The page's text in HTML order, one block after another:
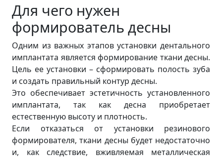
Для чего нужен
формирователь десны
Одним из важных этапов установки дентального
имплантата является формирование ткани десны.
Цель ее установки – сформировать полость зуба
и создать правильный контур десны.
Это обеспечивает эстетичность установленного
имплантата, так как десна приобретает
естественную высоту и плотность.
Если отказаться от установки резинового
формирователя, ткани десны будет недостаточно
и, как следствие, вживляемая металлическая